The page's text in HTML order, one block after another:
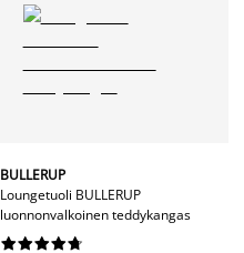
BULLERUP
Loungetuoli BULLERUP
luonnonvalkoinen teddykangas





